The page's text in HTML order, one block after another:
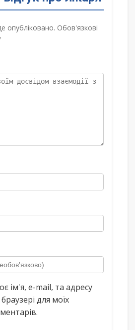
опубліковано. Обов'язкові
ім'я, e-mail, та адресу
для моїх